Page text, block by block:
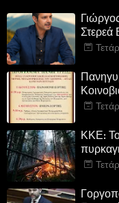
Στερεά
ΚΚΕ: Το
µέσα